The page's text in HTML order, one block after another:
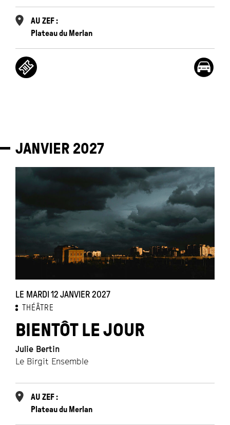
AU ZEF :
Plateau du Merlan
JANVIER 2027
LE MARDI 12 JANVIER 2027
THÉÂTRE
BIENTÔT LE JOUR
Julie Bertin
Le Birgit Ensemble
AU ZEF :
Plateau du Merlan